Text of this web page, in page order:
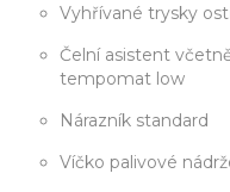
Vyhřívané trysky
Čelní asistent
tempomat low
Nárazník standard
Víčko palivové